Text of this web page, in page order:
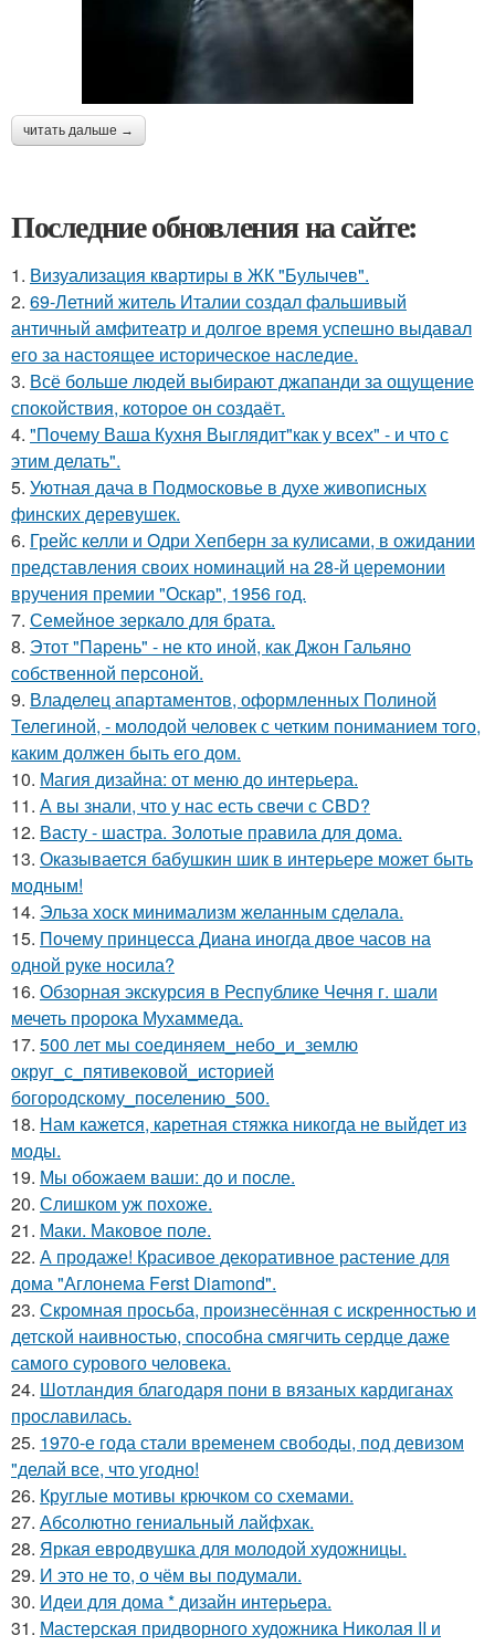
читать дальше →
Последние обновления на сайте:
1. Визуализация квартиры в ЖК "Булычев".
2. 69-Летний житель Италии создал фальшивый
античный амфитеатр и долгое время успешно выдавал
его за настоящее историческое наследие.
3. Всё больше людей выбирают джапанди за ощущение
спокойствия, которое он создаёт.
4. "Почему Ваша Кухня Выглядит"как у всех" - и что с
этим делать".
5. Уютная дача в Подмосковье в духе живописных
финских деревушек.
6. Грейс келли и Одри Хепберн за кулисами, в ожидании
представления своих номинаций на 28-й церемонии
вручения премии "Оскар", 1956 год.
7. Семейное зеркало для брата.
8. Этот "Парень" - не кто иной, как Джон Гальяно
собственной персоной.
9. Владелец апартаментов, оформленных Полиной
Телегиной, - молодой человек с четким пониманием того,
каким должен быть его дом.
10. Магия дизайна: от меню до интерьера.
11. А вы знали, что у нас есть свечи с CBD?
12. Васту - шастра. Золотые правила для дома.
13. Оказывается бабушкин шик в интерьере может быть
модным!
14. Эльза хоск минимализм желанным сделала.
15. Почему принцесса Диана иногда двое часов на
одной руке носила?
16. Обзорная экскурсия в Республике Чечня г. шали
мечеть пророка Мухаммеда.
17. 500 лет мы соединяем_небо_и_землю
округ_с_пятивековой_историей
богородскому_поселению_500.
18. Нам кажется, каретная стяжка никогда не выйдет из
моды.
19. Мы обожаем ваши: до и после.
20. Слишком уж похоже.
21. Маки. Маковое поле.
22. А продаже! Красивое декоративное растение для
дома "Аглонема Ferst Diamond".
23. Скромная просьба, произнесённая с искренностью и
детской наивностью, способна смягчить сердце даже
самого сурового человека.
24. Шотландия благодаря пони в вязаных кардиганах
прославилась.
25. 1970-е года стали временем свободы, под девизом
"делай все, что угодно!
26. Круглые мотивы крючком со схемами.
27. Абсолютно гениальный лайфхак.
28. Яркая евродвушка для молодой художницы.
29. И это не то, о чём вы подумали.
30. Идеи для дома * дизайн интерьера.
31. Мастерская придворного художника Николая II и